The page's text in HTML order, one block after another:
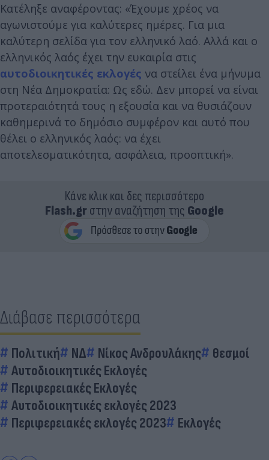
Κατέληξε αναφέροντας: «Έχουμε χρέος να
αγωνιστούμε για καλύτερες ημέρες. Για μια
καλύτερη σελίδα για τον ελληνικό λαό. Αλλά και ο
ελληνικός λαός έχει την ευκαιρία στις
αυτοδιοικητικές εκλογές να στείλει ένα μήνυμα
στη Νέα Δημοκρατία: Ως εδώ. Δεν μπορεί να είναι
προτεραιότητά τους η εξουσία και να θυσιάζουν
καθημερινά το δημόσιο συμφέρον και αυτό που
θέλει ο ελληνικός λαός: να έχει
αποτελεσματικότητα, ασφάλεια, προοπτική».
Κάνε κλικ και δες περισσότερο
Flash.grστην αναζήτηση της Google
Διάβασε περισσότερα
Πολιτική ΝΔ Νίκος Ανδρουλάκης
θεσμοί
Αυτοδιοικητικές Εκλογές
Περιφερειακές Εκλογές
Αυτοδιοικητικές εκλογές 2023
Περιφερειακές εκλογές 2023
Εκλογές